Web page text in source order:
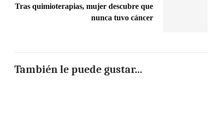
Tras quimioterapias, mujer descubre que
nunca tuvo cáncer
También le puede gustar...